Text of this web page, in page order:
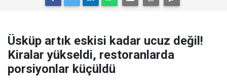
Üsküp artık eskisi kadar ucuz değil!
Kiralar yükseldi, restoranlarda
porsiyonlar küçüldü